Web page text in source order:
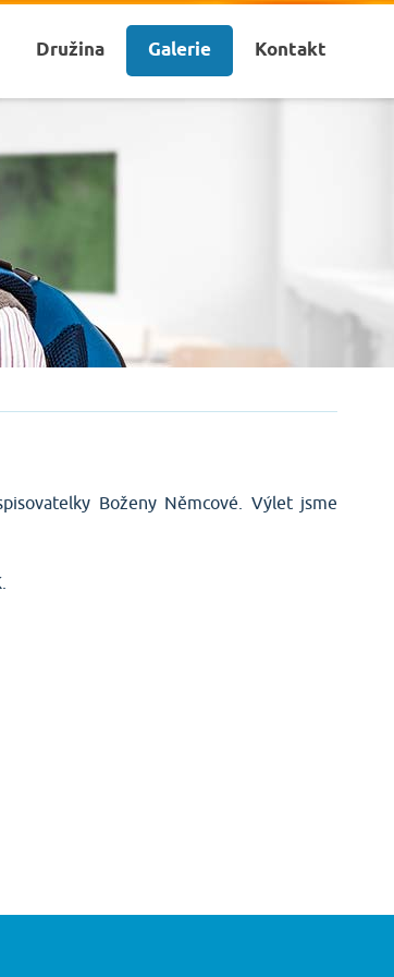
Družina Galerie Kontakt
Boženy Němcové. Výlet jsme